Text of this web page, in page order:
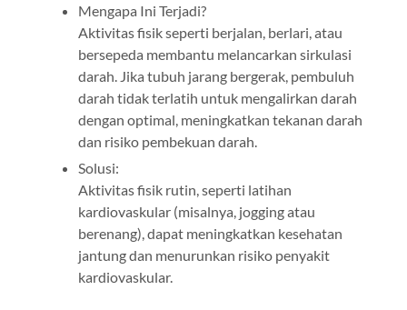
Mengapa Ini Terjadi?
Aktivitas fisik seperti berjalan, berlari, atau
bersepeda membantu melancarkan sirkulasi
darah. Jika tubuh jarang bergerak, pembuluh
darah tidak terlatih untuk mengalirkan darah
dengan optimal, meningkatkan tekanan darah
dan risiko pembekuan darah.
Solusi:
Aktivitas fisik rutin, seperti latihan
kardiovaskular (misalnya, jogging atau
berenang), dapat meningkatkan kesehatan
jantung dan menurunkan risiko penyakit
kardiovaskular.